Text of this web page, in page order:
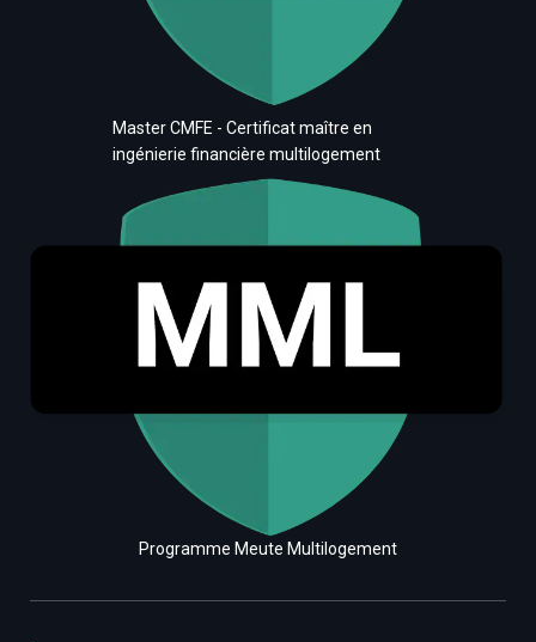
Master CMFE - Certificat maître en
ingénierie financière multilogement
Programme Meute Multilogement